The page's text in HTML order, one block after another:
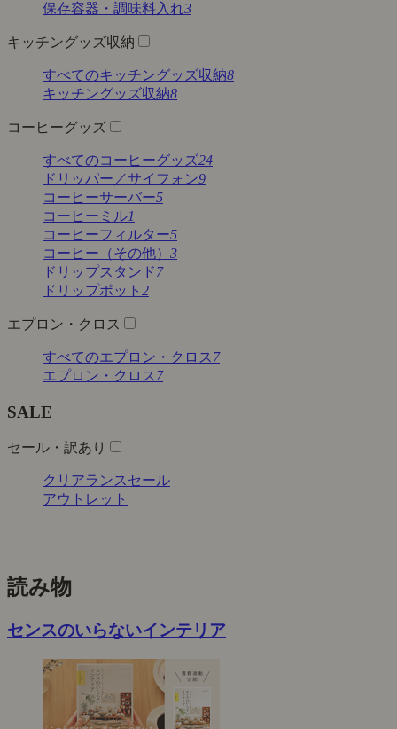
保存容器・調味料入れ3
キッチングッズ収納
すべてのキッチングッズ収納8
キッチングッズ収納8
コーヒーグッズ
すべてのコーヒーグッズ24
ドリッパー／サイフォン9
コーヒーサーバー5
コーヒーミル1
コーヒーフィルター5
コーヒー（その他） 3
ドリップスタンド7
ドリップポット 2
エプロン・クロス
すべてのエプロン・クロス 7
エプロン・クロス 7
SALE
セール・訳あり
クリアランスセール
アウトレット
読み物
センスのいらないインテリア